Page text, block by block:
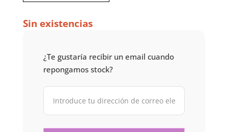
Sin existencias
¿Te gustaría recibir un email cuando
repongamos stock?